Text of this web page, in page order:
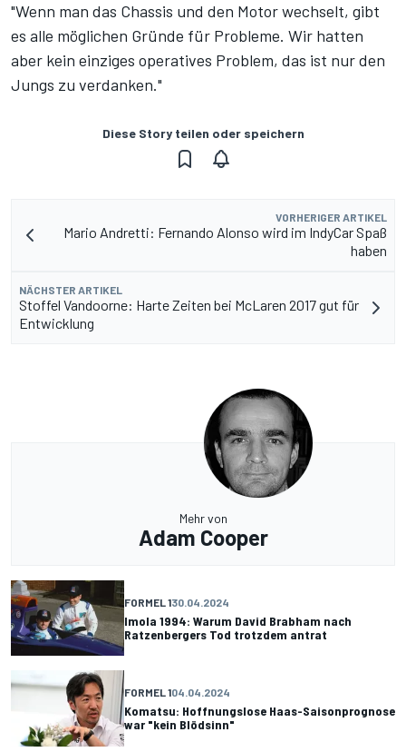
"Wenn man das Chassis und den Motor wechselt, gibt
es alle möglichen Gründe für Probleme. Wir hatten
aber kein einziges operatives Problem, das ist nur den
Jungs zu verdanken."
Diese Story teilen oder speichern
VORHERIGER ARTIKEL
Mario Andretti: Fernando Alonso wird im IndyCar Spaß
haben
NÄCHSTER ARTIKEL
Stoffel Vandoorne: Harte Zeiten bei McLaren 2017 gut für
Entwicklung
Mehr von
Adam Cooper
FORMEL 130.04.2024
Imola 1994: Warum David Brabham nach
Ratzenbergers Tod trotzdem antrat
FORMEL 104.04.2024
Komatsu: Hoffnungslose Haas-Saisonprognose
war "kein Blödsinn"